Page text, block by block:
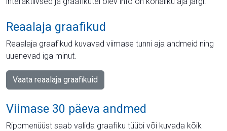
Reaalaja graafikud
Reaalaja graafikud kuvavad viimase tunni aja andmeid ning
uuenevad iga minut.
Vaata reaalaja graafikuid
Viimase 30 päeva andmed
Rippmenüüst saab valida graafiku tüübi või kuvada kõik